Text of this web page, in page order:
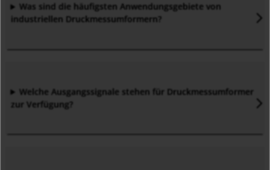
Was sind die häufigsten Anwendungsgebiete von
industriellen Druckmessumformern ?
Welche Ausgangssignale stehen für Druckmessumformer
zur Verfügung?